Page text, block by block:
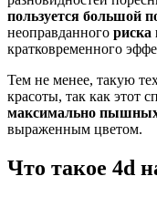
пользуется большой
неоправданного риска
кратковременного
Тем не менее, такую
красоты, так как этот
максимально
выраженным цветом.
Что такое 4d